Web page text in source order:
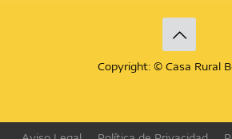
Copyright: © Casa Rural